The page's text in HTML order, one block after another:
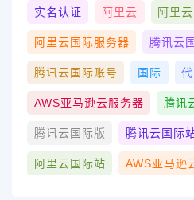
实名认证 阿里云 阿里
阿里云国际服务器 腾讯云
腾讯云国际账号 国际
AWS亚马逊云服务器 腾讯
腾讯云国际版 腾讯云国际
阿里云国际站 AWS亚马逊